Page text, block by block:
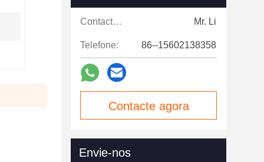
Contactos: Mr. Li
Telefone: 86--15602138358
Contacte agora
Envie-nos